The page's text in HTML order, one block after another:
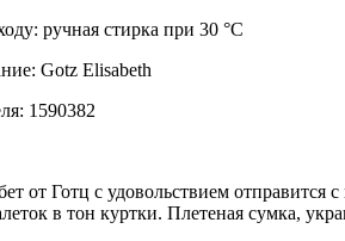
ручная стирка при 30 °C
Gotz Elisabeth
1590382
от Готц с удовольствием
в тон куртки. Плетеная сумка,